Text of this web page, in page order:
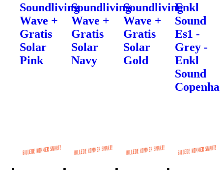
Soundliving
Wave +
Gratis
Solar
Pink
Soundliving
Wave +
Gratis
Solar
Navy
Soundliving
Wave +
Gratis
Solar
Gold
Enkl
Sound
Es1 -
Grey -
Enkl
Sound